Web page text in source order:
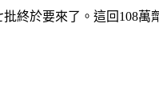
終於要來了。這回108